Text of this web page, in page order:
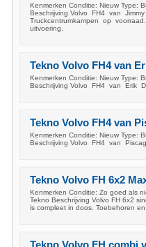
Kenmerken Conditie: Nieuw Type:
Beschrijving Volvo FH4 van
Truckcentrumkampen op
uitvoering.
Tekno Volvo FH4 van
Kenmerken Conditie: Nieuw Type:
Beschrijving Volvo FH4 van Erik
Tekno Volvo FH4 van
Kenmerken Conditie: Nieuw Type:
Beschrijving Volvo FH4 van
Tekno Volvo FH 6x2
Kenmerken Conditie: Zo goed als
Tekno Beschrijving Volvo FH 6x2
is compleet in doos. Toebehoren
Tekno Volvo FH combi